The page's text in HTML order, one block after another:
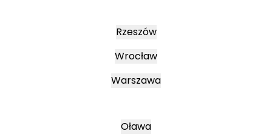
Rzeszów
Wrocław
Warszawa
Oława